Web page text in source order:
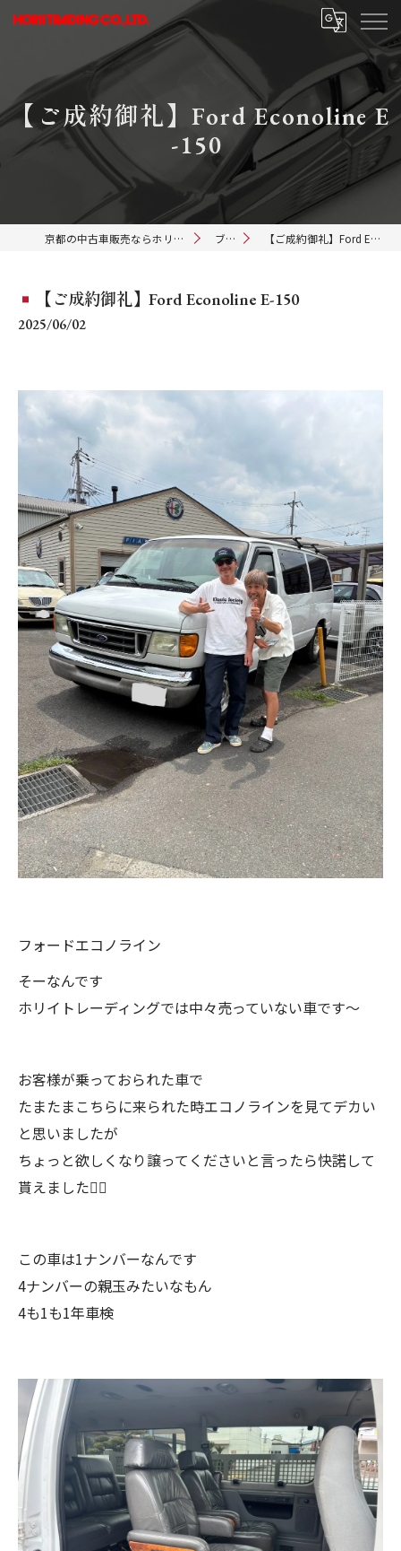
【ご成約御礼】Ford Econoline E
-150
京都の中古車販売ならホリイトレーディング ブログ 【ご成約御礼】Ford Econoline E-150
【ご成約御礼】Ford Econoline E-150
2025/06/02
フォードエコノライン
そーなんです
ホリイトレーディングでは中々売っていない車です〜
お客様が乗っておられた車で
たまたまこちらに来られた時エコノラインを見てデカい
と思いましたが
ちょっと欲しくなり譲ってくださいと言ったら快諾して
貰えました🙇‍♂️
この車は1ナンバーなんです
4ナンバーの親玉みたいなもん
4も1も1年車検